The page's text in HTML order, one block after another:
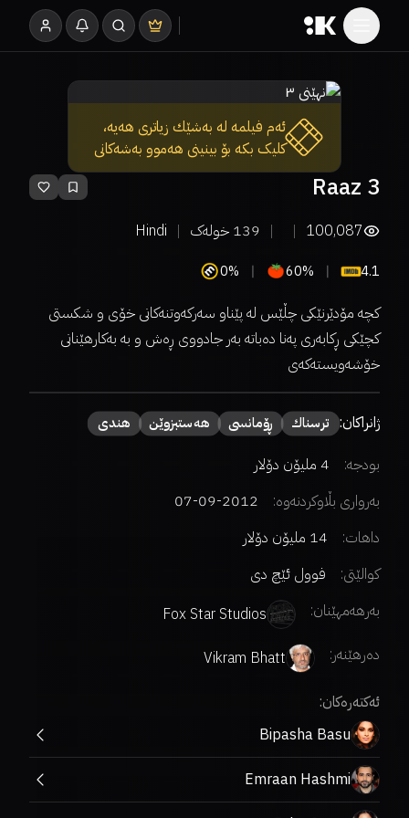
ئەم فیلمە لە بەشێك زیاتری هەیە،
کلیک بکە بۆ بینینی هەموو بەشەکانی
Raaz 3
100,087
139 خولەک Hindi
4.1
60%
0%
كچه‌ مۆدێرنێكی چڵێس له‌ پێناو سه‌ركه‌وتنه‌كانی خۆی و شكستی
كچێكی ڕكابه‌ری په‌نا ده‌باته‌ به‌ر جادووی ڕه‌ش و بە بەکارهێنانی
خۆشه‌ویسته‌كه‌ی
ژانراکان: ترسناك ڕۆمانسی هەستبزوێن هندی
بودجە:
4 ملیۆن دۆلار
بەرواری بڵاوکردنەوە:
2012-09-07
داهات:
14 ملیۆن دۆلار
کوالێتی:
فوول ئێچ دی
بەرهەمهێنان:
Fox Star Studios
دەرهێنەر:
Vikram Bhatt
ئەکتەرەکان:
Bipasha Basu
Emraan Hashmi